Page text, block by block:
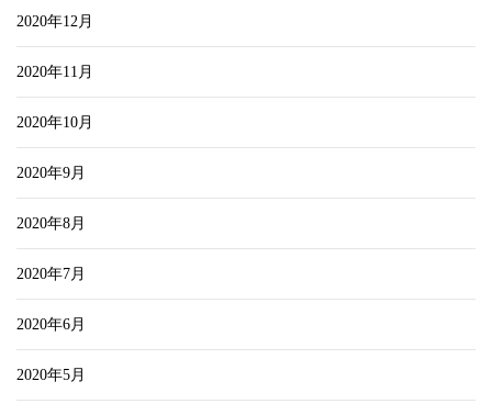
2020年12月
2020年11月
2020年10月
2020年9月
2020年8月
2020年7月
2020年6月
2020年5月